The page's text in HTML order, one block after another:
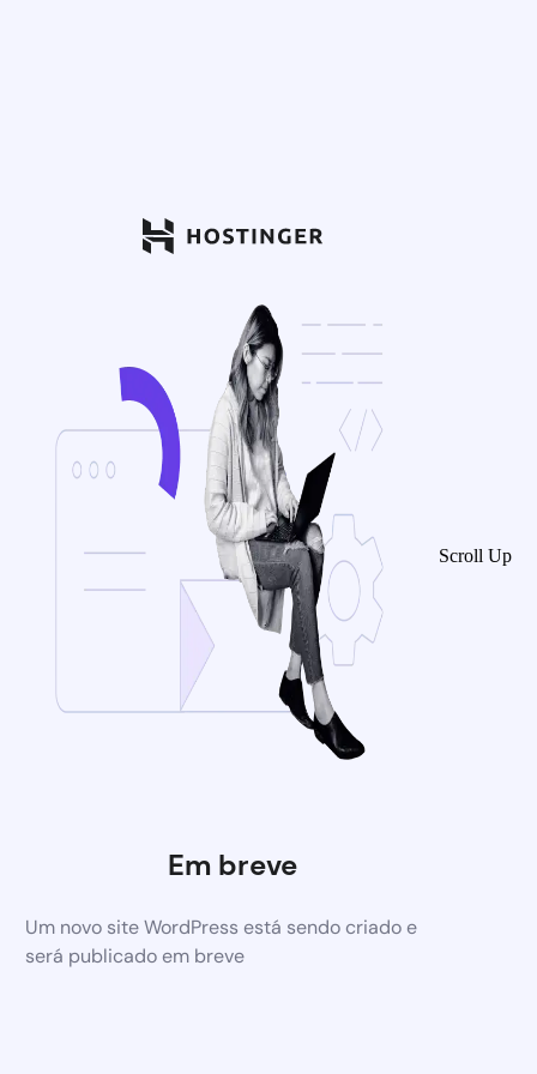
Em breve
Um novo site WordPress está sendo criado e
será publicado em breve
Scroll Up